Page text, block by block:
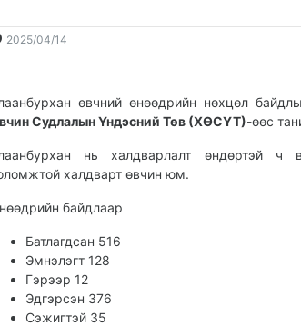
2025/04/14
11:46:14
06:49:27
өвчний өнөөдрийн нөхцөл
Судлалын Үндэсний Төв (ХӨСҮТ)-өөс
нь халдварлалт өндөртэй ч
халдварт өвчин юм.
байдлаар
Батлагдсан 516
Эмнэлэгт 128
Гэрээр 12
Эдгэрсэн 376
Сэжигтэй 35